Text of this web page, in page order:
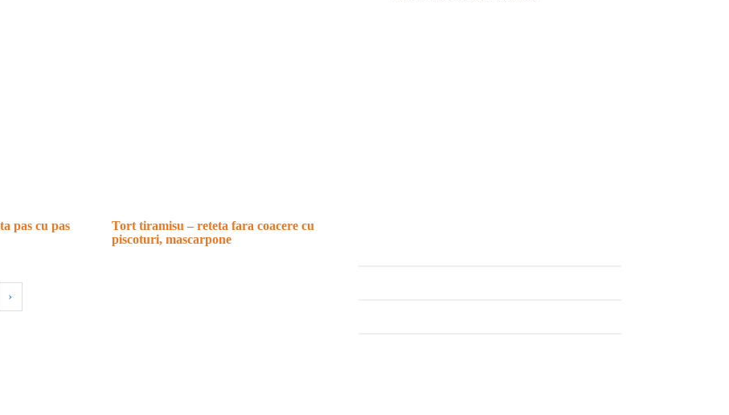
pas cu pas
Tort tiramisu – reteta fara coacere cu
piscoturi, mascarpone
›